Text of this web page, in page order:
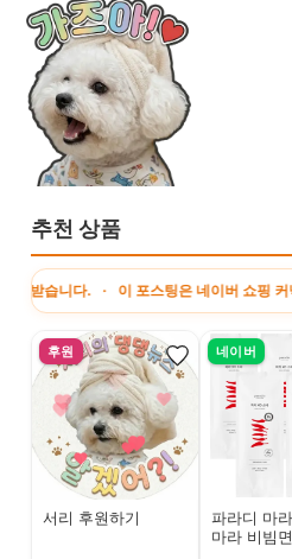
추천 상품
다. · 이 포스팅은 네이버 쇼핑 커넥트
후원
서리 후원하기
네이버
파라디 마
마라 비빔